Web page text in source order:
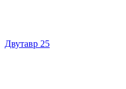
Двутавр 25